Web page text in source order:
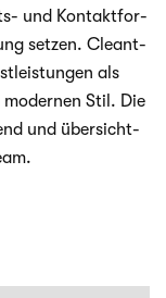
und Kon­takt­for­
set­zen. Cle­ant­
als
Stil. Die
und über­sicht­